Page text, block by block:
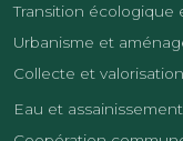
Transition écologique
Urbanisme et
Collecte et
Eau et assainissement